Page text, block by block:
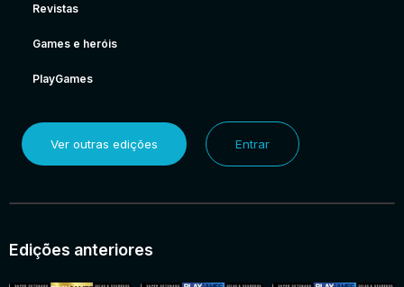
Revistas
Games e heróis
PlayGames
Ver outras edições Entrar
Edições anteriores